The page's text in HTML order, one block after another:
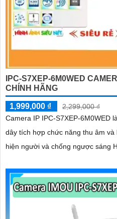
IPC-S7XEP-6M0WED
CHÍNH HÃNG
1,999,000 ₫
2,299,000 ₫
Camera IP IPC-S7XEP-6M0WED
dây tích hợp chức năng thu âm